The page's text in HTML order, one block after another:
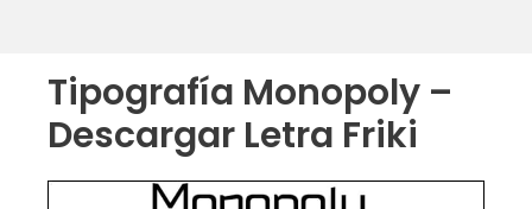
Tipografía Monopoly –
Descargar Letra Friki